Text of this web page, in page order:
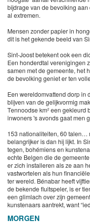
bijdrage van de bevolking
al extremen.
Mensen zonder papier in
dit is het gekende beeld van
Sint-Joost betekent ook een
Een honderdtal verenigingen
samen met de gemeente, het
de bevolking geniet er ten
Een wereldomvattend dorp in
blijven van de gelijkvormig
Tennoodse km² een gekleurd
inwoners 's avonds gaat men
153 nationaliteiten, 60 talen…
belangrijker is dan hij lijkt. In
tegen, bohémiens en
echte Belgen die de
er zich installeren als ze aan
vastwortelen als hun
ter wereld. Bénabar heeft
de bekende fluitspeler, is er
een glimlach over zijn
kunstenaars aantrekt, want
MORGEN